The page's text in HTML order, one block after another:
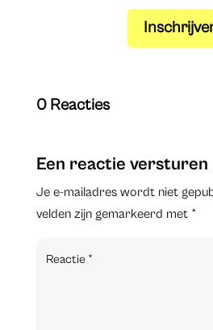
0 Reacties
Een reactie versturen
Je e-mailadres wordt niet
velden zijn gemarkeerd met *